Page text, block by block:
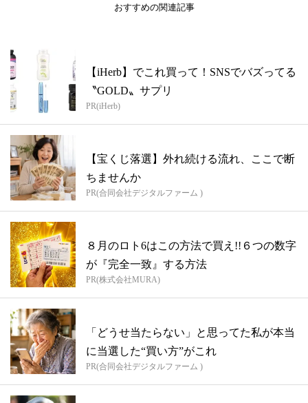
おすすめの関連記事
【iHerb】でこれ買って！SNSでバズってる
〝GOLD〟サプリ
PR(iHerb)
【宝くじ落選】外れ続ける流れ、ここで断
ちませんか
PR(合同会社デジタルファーム )
８月のロト6はこの方法で買え!!６つの数字
が『完全一致』する方法
PR(株式会社MURA)
「どうせ当たらない」と思ってた私が本当
に当選した“買い方”がこれ
PR(合同会社デジタルファーム )